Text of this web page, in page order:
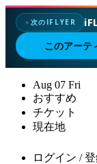
✦次のIFLYER
このアーテ
Aug 07 Fri
おすすめ
チケット
現在地
ログイン /